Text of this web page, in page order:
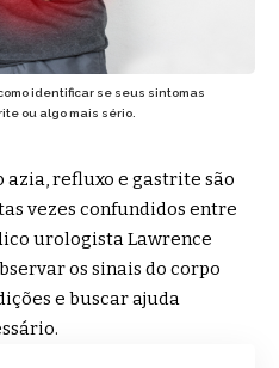
identificar se seus sintomas
ou algo mais sério.
azia, refluxo e gastrite são
vezes confundidos entre
urologista Lawrence
os sinais do corpo
e buscar ajuda